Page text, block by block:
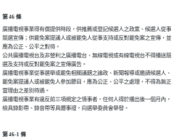
第 46 條
廣播電視事業得有償提供時段，供推薦或登記候選人之政黨、候選人從事
競選宣傳；供罷免案提議人或被罷免人從事支持或反對罷免案之宣傳，並
應為公正、公平之對待。
公共廣播電視台及非營利之廣播電台、無線電視或有線電視台不得播送競
選及支持或反對罷免案之宣傳廣告。
廣播電視事業從事選舉或罷免相關議題之論政、新聞報導或邀請候選人、
罷免案提議人或被罷免人參加節目，應為公正、公平之處理，不得為無正
當理由之差別待遇。
廣播電視事業有違反前三項規定之情事者，任何人得於播出後一個月內，
檢具錄影帶、錄音帶等具體事證，向選舉委員會舉發。
第 46-1 條